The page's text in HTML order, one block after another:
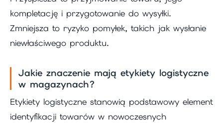
kompletację i przygotowanie do wysyłki.
Zmniejsza to ryzyko pomyłek, takich jak wysłanie
niewłaściwego produktu.
Jakie znaczenie mają etykiety logistyczne
w magazynach?
Etykiety logistyczne stanowią podstawowy element
identyfikacji towarów w nowoczesnych